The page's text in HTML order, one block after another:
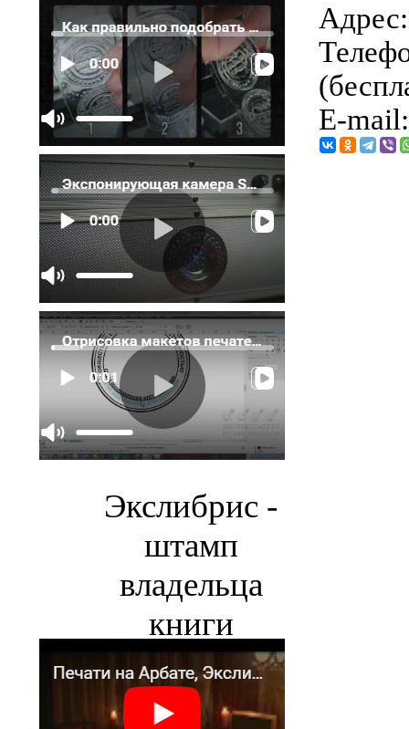
Экслибрис -
штамп
владельца
книги
E-